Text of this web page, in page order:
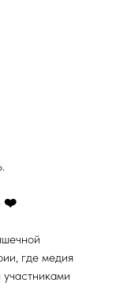
❤️
где медия